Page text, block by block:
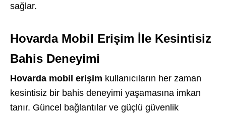
sağlar.
Hovarda Mobil Erişim İle Kesintisiz
Bahis Deneyimi
Hovarda mobil erişim kullanıcıların her zaman
kesintisiz bir bahis deneyimi yaşamasına imkan
tanır. Güncel bağlantılar ve güçlü güvenlik